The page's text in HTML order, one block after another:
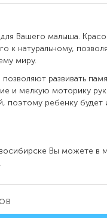
Вашего малыша.
натуральному,
миру.
развивать
и мелкую моторику
поэтому ребенку будет
Вы можете в